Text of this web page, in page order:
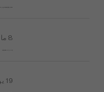
8 مارس 2008
19 يوليو 2023